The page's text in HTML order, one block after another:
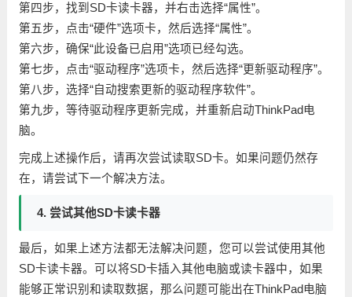
第四步，找到SD卡读卡器，并右击选择“属性”。
第五步，点击“硬件”选项卡，然后选择“属性”。
第六步，确保“此设备已启用”选项已经勾选。
第七步，点击“驱动程序”选项卡，然后选择“更新驱动程序”。
第八步，选择“自动搜索更新的驱动程序软件”。
第九步，等待驱动程序更新完成，并重新启动ThinkPad电
脑。
完成上述操作后，请再次尝试读取SD卡。如果问题仍然存
在，请尝试下一个解决方法。
4. 尝试其他SD卡读卡器
最后，如果上述方法都无法解决问题，您可以尝试使用其他
SD卡读卡器。可以将SD卡插入其他电脑或读卡器中，如果
能够正常识别和读取数据，那么问题可能出在ThinkPad电脑